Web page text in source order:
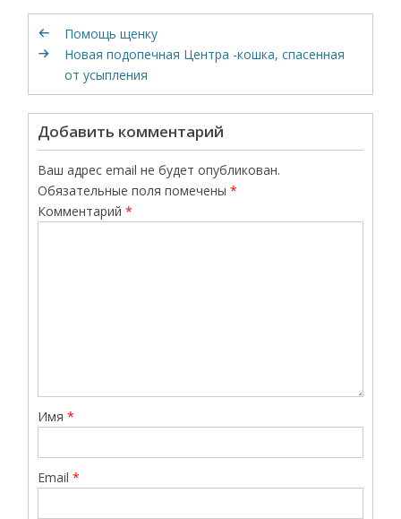
Помощь щенку
Новая подопечная Центра -кошка, спасенная
от усыпления
Добавить комментарий
Ваш адрес email не будет опубликован.
Обязательные поля помечены*
Комментарий*
Имя*
Email*